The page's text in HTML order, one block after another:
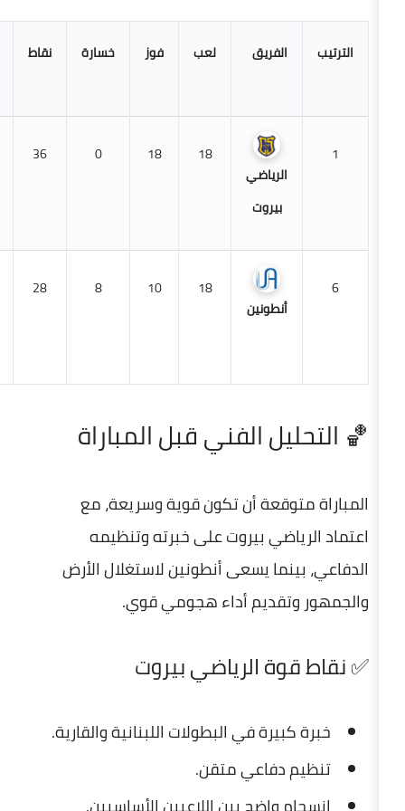
لعب فوز خسارة نقاط
فرق
آخر 5
18
0
36
334+
10
8
28
89+
الفني قبل المباراة
أن تكون قوية وسريعة، مع
بيروتعلى خبرته وتنظيمه
يسعىأنطونينلاستغلال الأرض
أداء هجومي قوي.
الرياضي بيروت
في البطولات اللبنانية والقارية.
متقن.